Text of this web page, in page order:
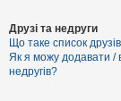
Друзі та недруги
Що таке список
Як я можу додавати /
недругів?